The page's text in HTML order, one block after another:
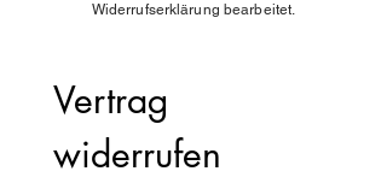
Widerrufserklärung bearbeitet.
Vertrag
widerrufen